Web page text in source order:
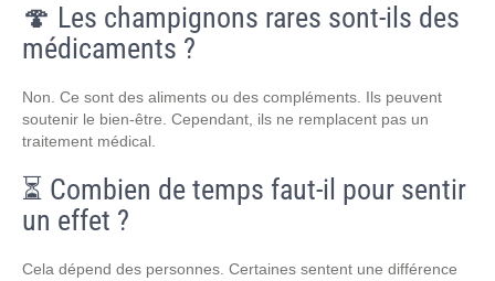
🍄 Les champignons rares sont-ils des
médicaments ?
Non. Ce sont des aliments ou des compléments. Ils peuvent
soutenir le bien-être. Cependant, ils ne remplacent pas un
traitement médical.
⏳ Combien de temps faut-il pour sentir
un effet ?
Cela dépend des personnes. Certaines sentent une différence